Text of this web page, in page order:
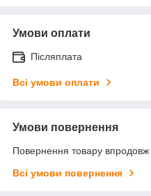
Умови оплати
Післяплата
Всі умови оплати
Умови повернення
Повернення товару впродовж
Всі умови повернення